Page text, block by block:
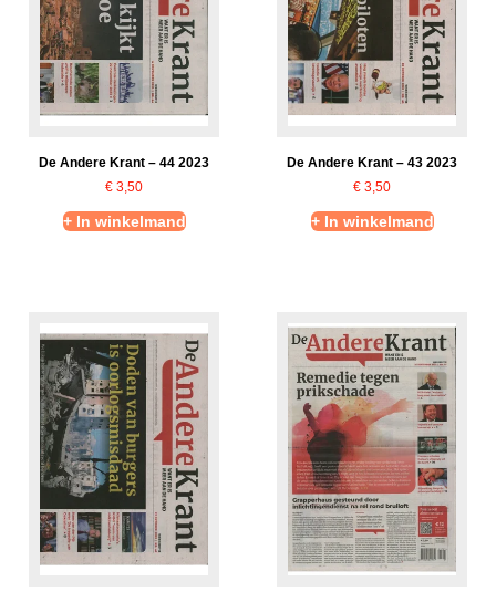
De Andere Krant – 44 2023
€ 3,50
+ In winkelmand
De Andere Krant – 43 2023
€ 3,50
+ In winkelmand